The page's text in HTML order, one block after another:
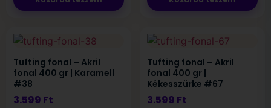
Tufting fonal – Akril
fonal 400 gr | Karamell
#38
3.599 Ft
Tufting fonal – Akril
fonal 400 gr |
Kékesszürke #67
3.599 Ft